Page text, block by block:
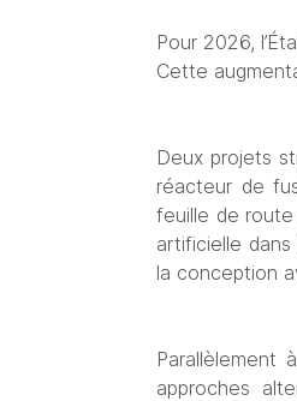
Pour 2026,
Cette
Deux projets
réacteur de
feuille de route
artificielle
la conception
Parallèlement
approches